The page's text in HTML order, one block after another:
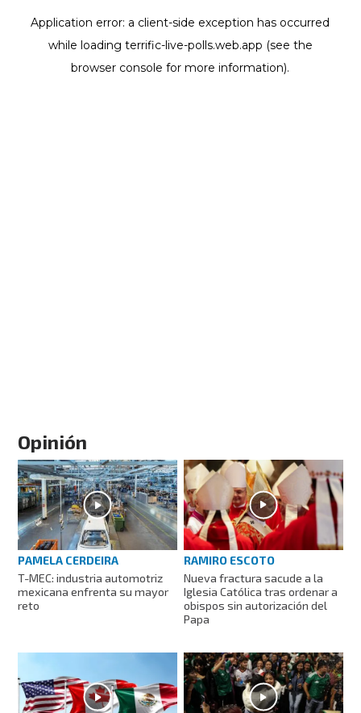
Opinión
PAMELA CERDEIRA
T-MEC: industria automotriz
mexicana enfrenta su mayor
reto
RAMIRO ESCOTO
Nueva fractura sacude a la
Iglesia Católica tras ordenar a
obispos sin autorización del
Papa